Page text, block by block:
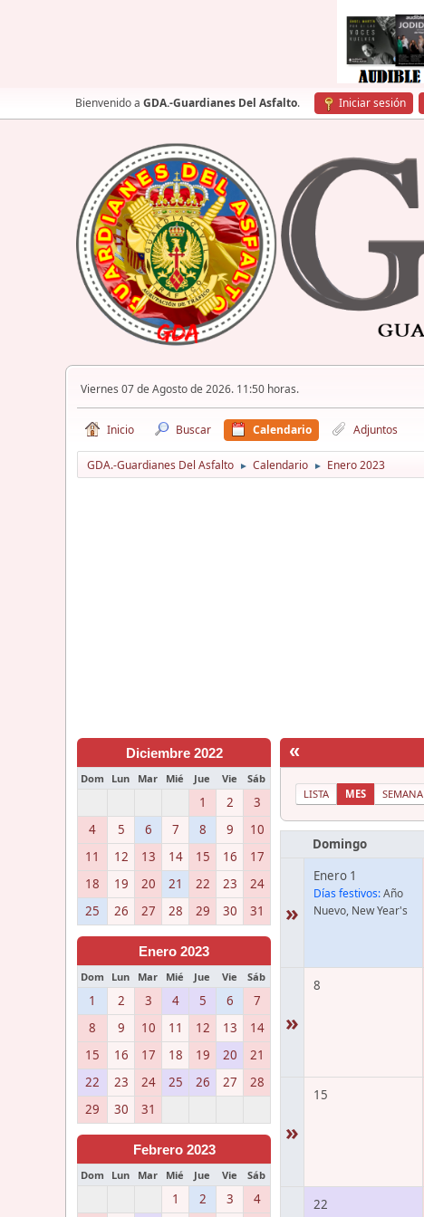
Bienvenido a GDA.-Guardianes Del Asfalto. Iniciar sesión
Viernes 07 de Agosto de 2026. 11:50 horas.
Inicio Buscar Calendario Adjuntos
GDA.-Guardianes Del Asfalto ► Calendario ► Enero 2023
Diciembre 2022
Dom Lun Mar Mié Jue Vie Sáb
1 2
3
4
5 6 7 8 9
10
11
12 13 14 15 16
17
18
19 20 21 22 23
24
25
26 27 28 29 30 31
Enero 2023
Dom Lun Mar Mié Jue Vie Sáb
1 2 3 4 5 6
7
8
9 10 11 12 13
14
15
16 17 18 19 20
21
22
23 24 25 26 27
28
29
30 31
Febrero 2023
Dom Lun Mar Mié Jue Vie Sáb
1 2 3 4
«
LISTA MES SEMANA
Domingo
»
Enero 1
Días festivos:Año
Nuevo, New Year's
»
8
»
15
22